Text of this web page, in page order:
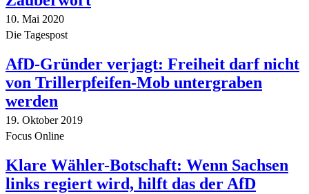
10. Mai 2020
Die Tagespost
AfD-Gründer verjagt: Freiheit darf nicht
von Trillerpfeifen-Mob untergraben
werden
19. Oktober 2019
Focus Online
Klare Wähler-Botschaft: Wenn Sachsen
links regiert wird, hilft das der AfD